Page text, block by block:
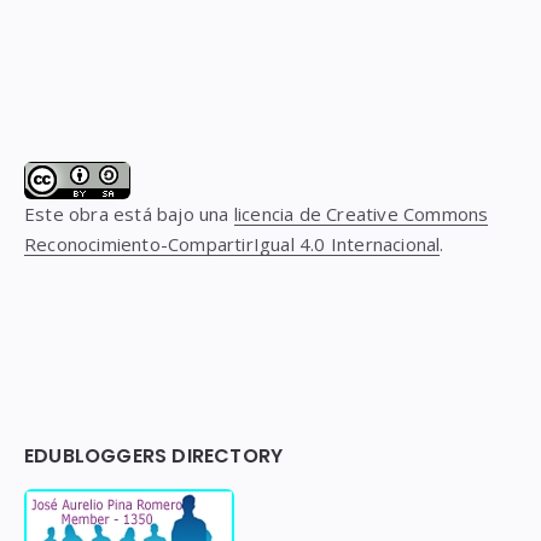
Este obra está bajo una licencia de Creative Commons
Reconocimiento-CompartirIgual 4.0 Internacional.
EDUBLOGGERS DIRECTORY